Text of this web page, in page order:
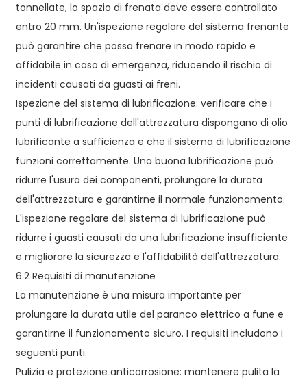
tonnellate, lo spazio di frenata deve essere controllato
entro 20 mm. Un'ispezione regolare del sistema frenante
può garantire che possa frenare in modo rapido e
affidabile in caso di emergenza, riducendo il rischio di
incidenti causati da guasti ai freni.
Ispezione del sistema di lubrificazione: verificare che i
punti di lubrificazione dell'attrezzatura dispongano di olio
lubrificante a sufficienza e che il sistema di lubrificazione
funzioni correttamente. Una buona lubrificazione può
ridurre l'usura dei componenti, prolungare la durata
dell'attrezzatura e garantirne il normale funzionamento.
L'ispezione regolare del sistema di lubrificazione può
ridurre i guasti causati da una lubrificazione insufficiente
e migliorare la sicurezza e l'affidabilità dell'attrezzatura.
6.2 Requisiti di manutenzione
La manutenzione è una misura importante per
prolungare la durata utile del paranco elettrico a fune e
garantirne il funzionamento sicuro. I requisiti includono i
seguenti punti.
Pulizia e protezione anticorrosione: mantenere pulita la